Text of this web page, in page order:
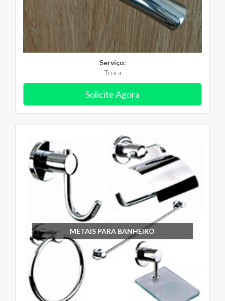
Serviço:
Troca
Solicite Agora
METAIS PARA BANHEIRO